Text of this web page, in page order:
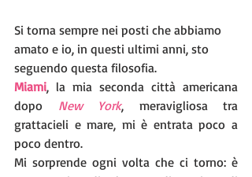
Si torna sempre nei posti che abbiamo
amato e io, in questi ultimi anni, sto
seguendo questa filosofia.
Miami, la mia seconda città americana
dopo New York, meravigliosa tra
grattacieli e mare, mi è entrata poco a
poco dentro.
Mi sorprende ogni volta che ci torno: è